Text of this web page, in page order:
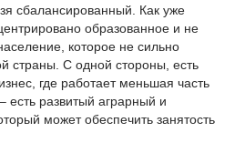
сбалансированный. Как уже
образованное и не
которое не сильно
страны. С одной стороны, есть
где работает меньшая часть
есть развитый аграрный и
может обеспечить занятость